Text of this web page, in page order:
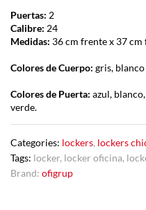
Puertas: 2
Calibre: 24
Medidas: 36 cm frente x 37
Colores de Cuerpo: gris,
Colores de Puerta: azul,
verde.
Categories: lockers, lockers
Tags: locker, locker oficina,
Brand: ofigrup